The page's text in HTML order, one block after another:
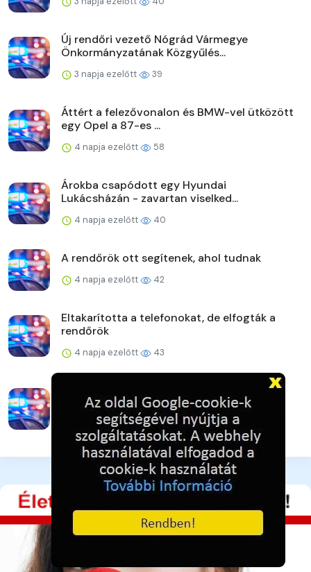
Új rendőri vezető Nógrád Vármegye
Önkormányzatának Közgyűlés...
3 napja ezelőtt 39
Áttért a felezővonalon és BMW-vel ütközött
egy Opel a 87-es ...
4 napja ezelőtt 58
Árokba csapódott egy Hyundai
Lukácsházán - zavartan viselked...
4 napja ezelőtt 40
A rendőrök ott segítenek, ahol tudnak
4 napja ezelőtt 42
Eltakarította a telefonokat, de elfogták a
rendőrök
4 napja ezelőtt 43
rendezvényei
4 napja ezelőtt 43